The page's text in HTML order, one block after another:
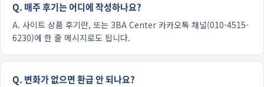
Q. 매주 후기는 어디에 작성하나요?
A. 사이트 상품 후기란, 또는 3BA Center 카카오톡 채널(010-4515-
6230)에 한 줄 메시지로도 됩니다.
Q. 변화가 없으면 환급 안 되나요?